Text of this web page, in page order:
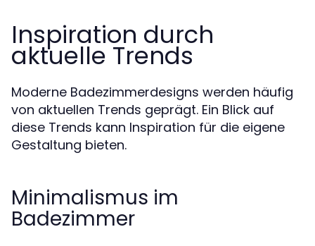
Inspiration durch
aktuelle Trends
Moderne Badezimmerdesigns werden häufig
von aktuellen Trends geprägt. Ein Blick auf
diese Trends kann Inspiration für die eigene
Gestaltung bieten.
Minimalismus im
Badezimmer